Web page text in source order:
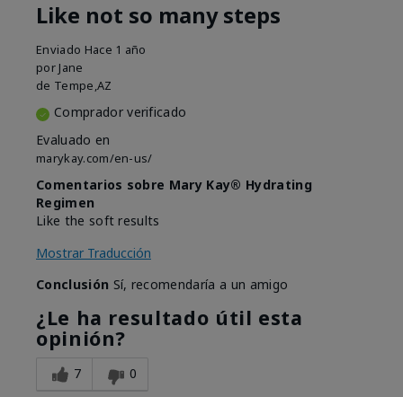
Like not so many steps
Enviado Hace 1 año
por Jane
de Tempe,AZ
Comprador verificado
Evaluado en
marykay.com/en-us/
Comentarios sobre Mary Kay® Hydrating
Regimen
Like the soft results
Mostrar Traducción
Conclusión Sí, recomendaría a un amigo
¿Le ha resultado útil esta
opinión?
7 0